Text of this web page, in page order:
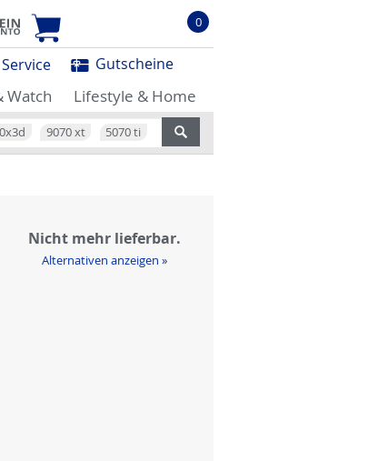
0
Service Gutscheine
Watch Lifestyle & Home
9070 xt 5070 ti
Nicht mehr lieferbar.
Alternativen anzeigen »